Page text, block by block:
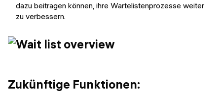
dazu beitragen können, ihre Wartelistenprozesse weiter
zu verbessern.
Zukünftige Funktionen: